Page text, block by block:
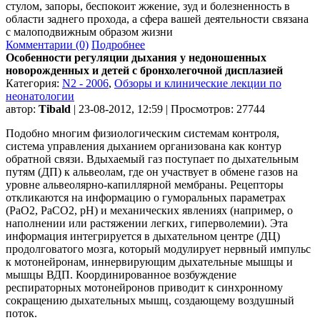
стулом, запоры, беспокоит жжение, зуд и болезненность в
области заднего прохода, а сфера вашей деятельности связана
с малоподвижным образом жизни
Комментарии (0) Подробнее
Особенности регуляции дыхания у недоношенных
новорожденных и детей с бронхолегочной дисплазией
Категория: N2 - 2006, Обзоры и клинические лекции по
неонатологии
автор: Tibald | 23-08-2012, 12:59 | Просмотров: 27744
Подобно многим физиологическим системам контроля,
система управления дыханием организована как контур
обратной связи. Вдыхаемый газ поступает по дыхательным
путям (ДП) к альвеолам, где он участвует в обмене газов на
уровне альвеолярно-капиллярной мембраны. Рецепторы
откликаются на информацию о гуморальных параметрах
(РаО2, РаСО2, рН) и механических явлениях (например, о
наполнении или растяжении легких, гиперволемии). Эта
информация интегрируется в дыхательном центре (ДЦ)
продолговатого мозга, который модулирует нервный импульс
к мотонейронам, иннервирующим дыхательные мышцы и
мышцы ВДП. Координированное возбуждение
респираторных мотонейронов приводит к синхронному
сокращению дыхательных мышц, создающему воздушный
поток.